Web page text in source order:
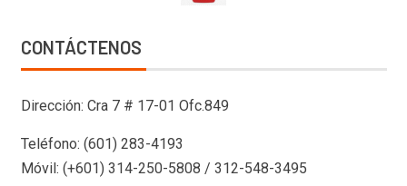
CONTÁCTENOS
Dirección: Cra 7 # 17-01 Ofc.849
Teléfono: (601) 283-4193
Móvil: (+601) 314-250-5808 / 312-548-3495